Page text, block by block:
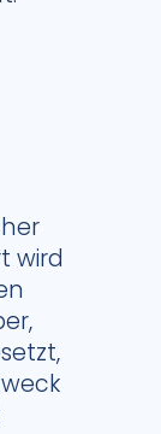
wird